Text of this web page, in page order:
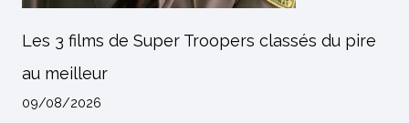
Les 3 films de Super Troopers classés du pire
au meilleur
09/08/2026